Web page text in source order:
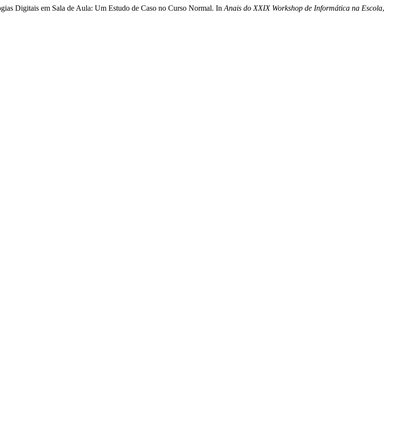
Digitais em Sala de Aula: Um Estudo de Caso no Curso Normal. In Anais do XXIX Workshop de Informática na Escola,